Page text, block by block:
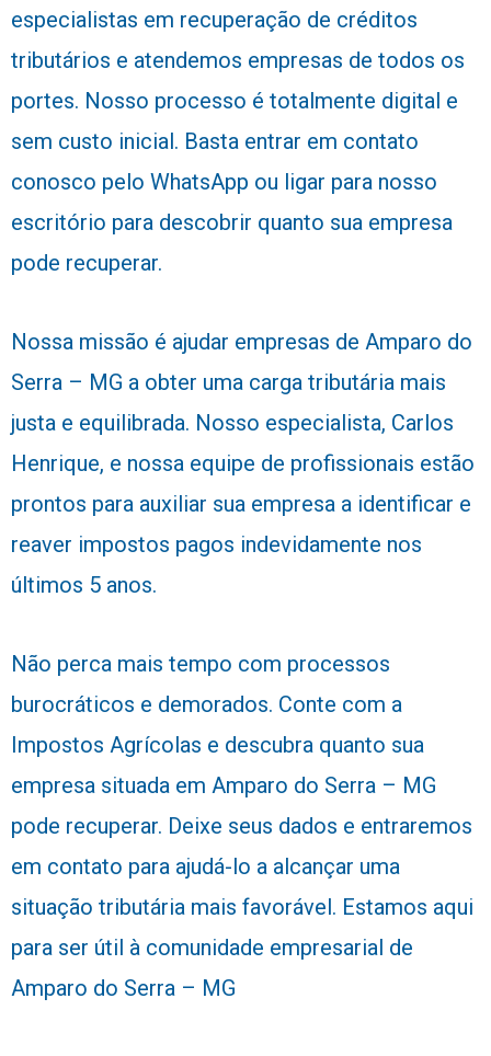
especialistas em recuperação de créditos
tributários e atendemos empresas de todos os
portes. Nosso processo é totalmente digital e
sem custo inicial. Basta entrar em contato
conosco pelo WhatsApp ou ligar para nosso
escritório para descobrir quanto sua empresa
pode recuperar.
Nossa missão é ajudar empresas de Amparo do
Serra – MG a obter uma carga tributária mais
justa e equilibrada. Nosso especialista, Carlos
Henrique, e nossa equipe de profissionais estão
prontos para auxiliar sua empresa a identificar e
reaver impostos pagos indevidamente nos
últimos 5 anos.
Não perca mais tempo com processos
burocráticos e demorados. Conte com a
Impostos Agrícolas e descubra quanto sua
empresa situada em Amparo do Serra – MG
pode recuperar. Deixe seus dados e entraremos
em contato para ajudá-lo a alcançar uma
situação tributária mais favorável. Estamos aqui
para ser útil à comunidade empresarial de
Amparo do Serra – MG